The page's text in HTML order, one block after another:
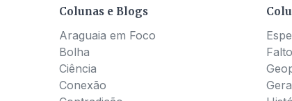
Colunas e Blogs
Araguaia em Foco
Bolha
Ciência
Conexão